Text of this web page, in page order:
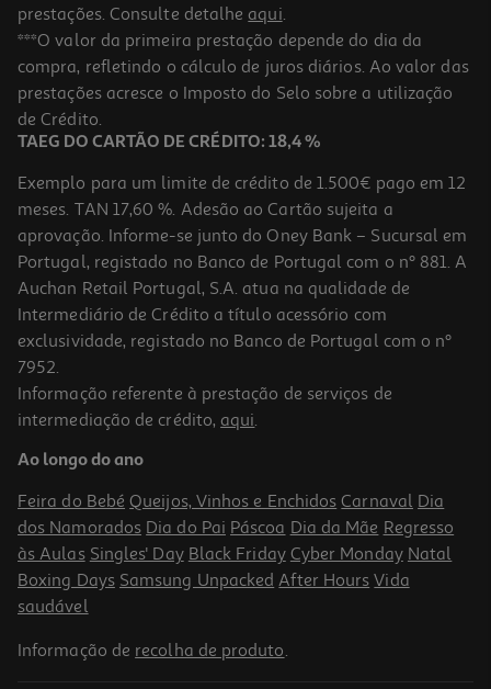
Papa Nutriben 8 Cereais Bolacha Maria 250g
11.16 €/Kg
2,79 €
Pequeno Almoço Nutriben Trigo E Frutas 375g
8.67 €/Kg
3,25 €
prestações. Consulte detalhe aqui.
***O valor da primeira prestação depende do dia da
compra, refletindo o cálculo de juros diários. Ao valor das
prestações acresce o Imposto do Selo sobre a utilização
de Crédito.
TAEG DO CARTÃO DE CRÉDITO: 18,4 %
Exemplo para um limite de crédito de 1.500€ pago em 12
meses. TAN 17,60 %. Adesão ao Cartão sujeita a
aprovação. Informe-se junto do Oney Bank – Sucursal em
Portugal, registado no Banco de Portugal com o nº 881. A
Auchan Retail Portugal, S.A. atua na qualidade de
Intermediário de Crédito a título acessório com
exclusividade, registado no Banco de Portugal com o nº
7952.
Informação referente à prestação de serviços de
intermediação de crédito, aqui.
Ao longo do ano
Feira do Bebé Queijos, Vinhos e Enchidos Carnaval Dia
dos Namorados Dia do Pai Páscoa Dia da Mãe Regresso
às Aulas Singles' Day Black Friday Cyber Monday Natal
Boxing Days Samsung Unpacked After Hours Vida
saudável
Informação de recolha de produto.